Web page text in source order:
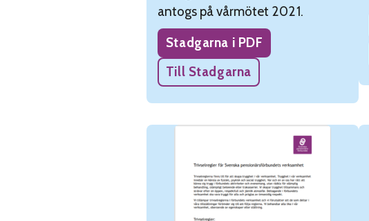
antogs på vårmötet 2021.
Stadgarna i PDF
Till Stadgarna